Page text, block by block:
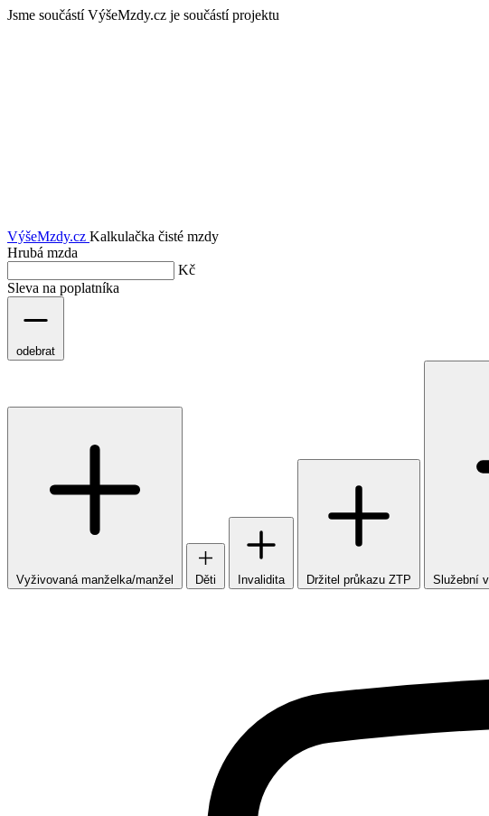
Jsme součástí VýšeMzdy.cz je součástí projektu
VýšeMzdy.cz Kalkulačka čisté mzdy
Hrubá mzda
Kč
Sleva na poplatníka
odebrat
Vyživovaná manželka/manžel Děti Invalidita Držitel průkazu ZTP Služební